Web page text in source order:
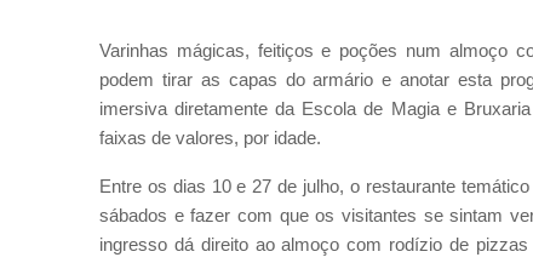
Varinhas mágicas, feitiços e poções num almoço
podem tirar as capas do armário e anotar esta
imersiva diretamente da Escola de Magia e
faixas de valores, por idade.
Entre os dias 10 e 27 de julho, o restaurante
sábados e fazer com que os visitantes se sintam
ingresso dá direito ao almoço com rodízio de